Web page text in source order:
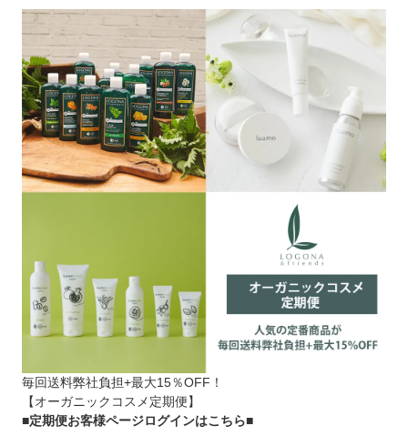
毎回送料弊社負担+最大15％OFF！
【オーガニックコスメ定期便】
■定期便お客様ページログインはこちら■